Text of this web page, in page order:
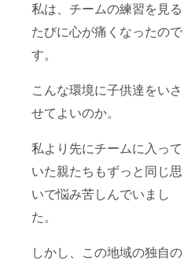
私は、チームの練習を見る
たびに心が痛くなったので
す。
こんな環境に子供達をいさ
せてよいのか。
私より先にチームに入って
いた親たちもずっと同じ思
いで悩み苦しんでいまし
た。
しかし、この地域の独自の